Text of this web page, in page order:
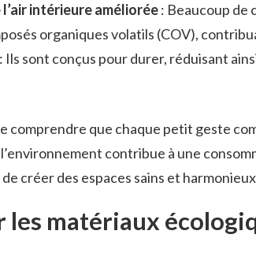
intérieure améliorée: Beaucoup de
organiques volatils (COV),
: Ils sont conçus pour durer, réduisant
comprendre que chaque petit geste
contribue à une
créer des espaces sains et
matériaux